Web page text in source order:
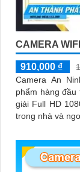
CAMERA
910,000 ₫
Camera An
phẩm hàng đầu
giải Full HD
trong nhà và